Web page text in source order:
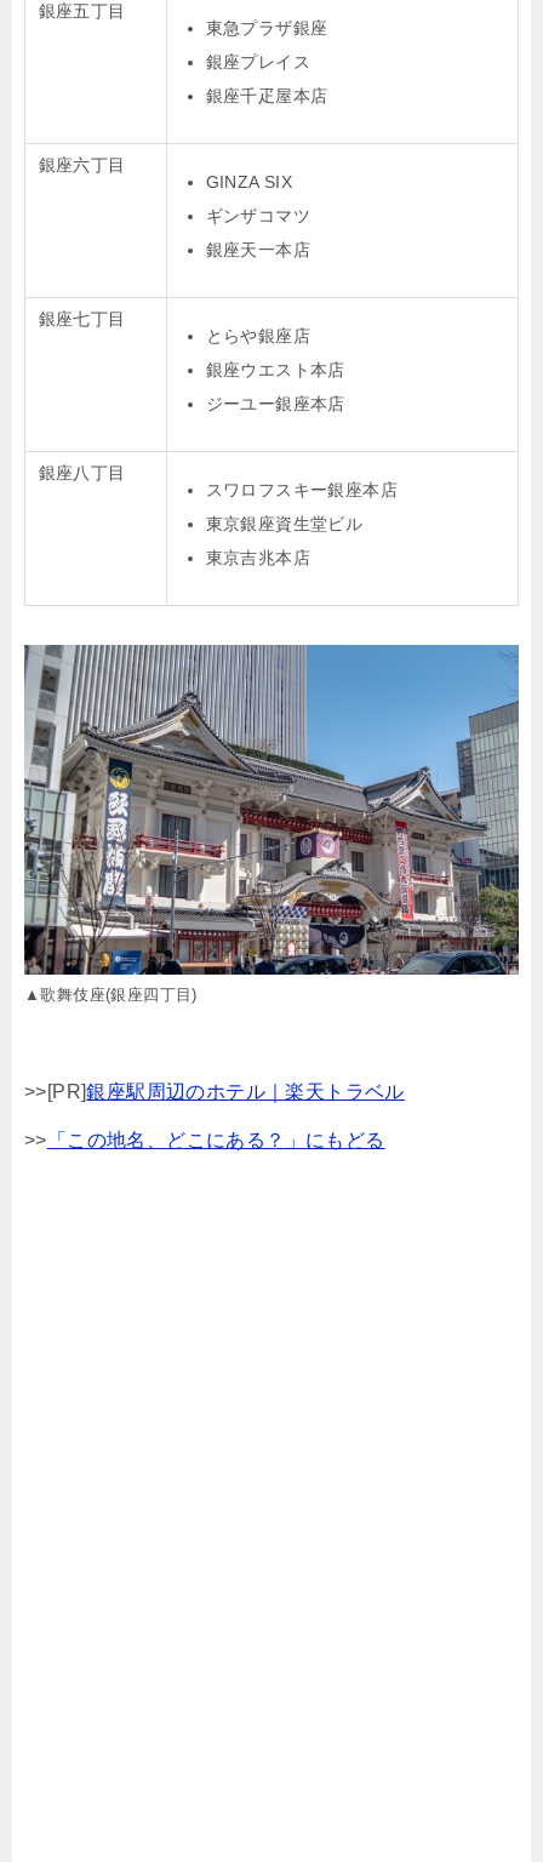
銀座五丁目
東急プラザ銀座
銀座プレイス
銀座千疋屋本店
銀座六丁目
GINZA SIX
ギンザコマツ
銀座天一本店
銀座七丁目
とらや銀座店
銀座ウエスト本店
ジーユー銀座本店
銀座八丁目
スワロフスキー銀座本店
東京銀座資生堂ビル
東京吉兆本店
▲歌舞伎座(銀座四丁目)
>>[PR]銀座駅周辺のホテル｜楽天トラベル
>> 「この地名、どこにある？」にもどる